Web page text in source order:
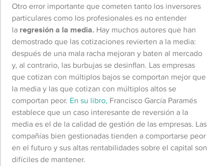
Otro error importante que cometen tanto los inversores
particulares como los profesionales es no entender
la regresión a la media. Hay muchos autores que han
demostrado que las cotizaciones revierten a la media:
después de una mala racha mejoran y baten al mercado
y, al contrario, las burbujas se desinflan. Las empresas
que cotizan con múltiplos bajos se comportan mejor que
la media y las que cotizan con múltiplos altos se
comportan peor. En su libro, Francisco García Paramés
establece que un caso interesante de reversión a la
media es el de la calidad de gestión de las empresas. Las
compañías bien gestionadas tienden a comportarse peor
en el futuro y sus altas rentabilidades sobre el capital son
difíciles de mantener.